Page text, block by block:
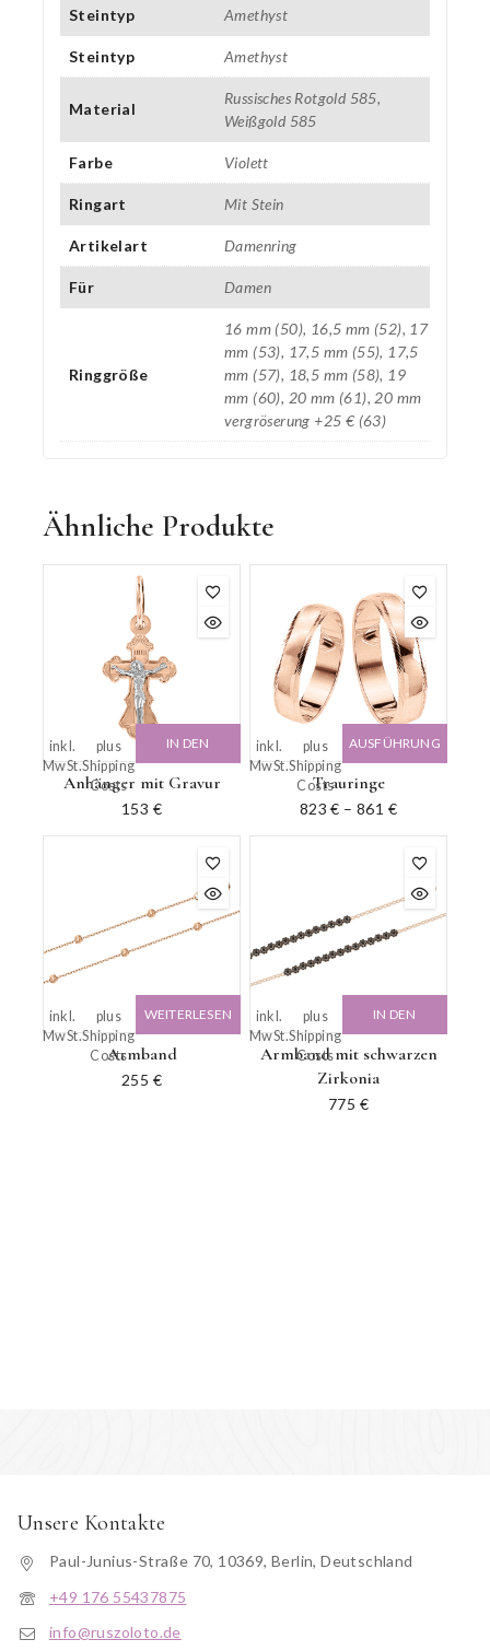
Steintyp Amethyst
Steintyp Amethyst
Material
Russisches Rotgold 585,
Weißgold 585
Farbe Violett
Ringart Mit Stein
Artikelart Damenring
Für Damen
Ringgröße
16 mm (50), 16,5 mm (52), 17
mm (53), 17,5 mm (55), 17,5
mm (57), 18,5 mm (58), 19
mm (60), 20 mm (61), 20 mm
vergröserung +25 € (63)
Ähnliche Produkte
Anhänger mit Gravur
153 €
inkl.
MwSt.
plus
Shipping
Costs
IN DEN
Trauringe
823€ –861 €
inkl.
MwSt.
plus
Shipping
Costs
AUSFÜHRUNG
Armband
255 €
inkl.
MwSt.
plus
Shipping
Costs
WEITERLESEN
Armband mit schwarzen
Zirkonia
775 €
inkl.
MwSt.
plus
Shipping
Costs
IN DEN
Unsere Kontakte
Paul-Junius-Straße 70, 10369, Berlin, Deutschland
+49 176 55437875
info@ruszoloto.de